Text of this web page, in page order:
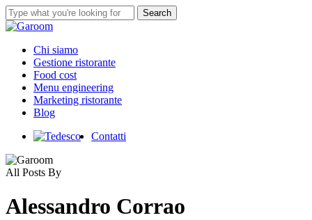
Skip
to
content
Search
Close
Menu
Chi siamo
Gestione ristorante
Food cost
Menu engineering
Marketing ristorante
Blog
Contatti
All Posts By
Alessandro Corrao